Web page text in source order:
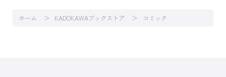
ホーム KADOKAWAブックストア コミック